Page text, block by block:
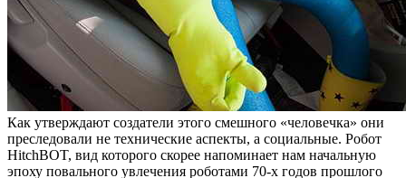
Как утверждают создатели этого смешного «человечка» они
преследовали не технические аспекты, а социальные. Робот
HitchBOT, вид которого скорее напоминает нам начальную
эпоху повального увлечения роботами 70-х годов прошлого